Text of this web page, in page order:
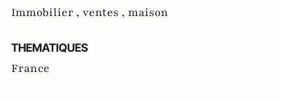
Immobilier , ventes , maison
THEMATIQUES
France